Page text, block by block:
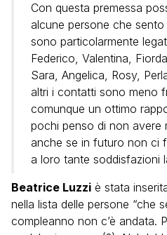
Con questa premessa
alcune persone che
sono particolarmente
Federico, Valentina,
Sara, Angelica, Rosy,
altri i contatti sono meno
comunque un ottimo
pochi penso di non avere
anche se in futuro non ci
a loro tante soddisfazioni
Beatrice Luzzi è stata
nella lista delle persone “che
compleanno non c’è andata.